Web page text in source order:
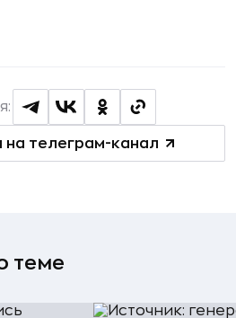
на телеграм-канал
теме